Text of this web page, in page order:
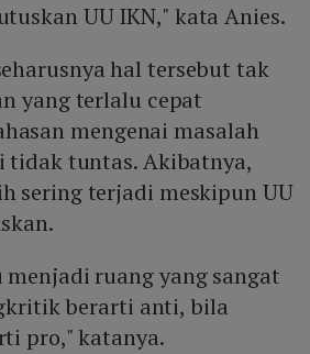
UU IKN," kata Anies.
hal tersebut tak
yang terlalu cepat
mengenai masalah
tidak tuntas. Akibatnya,
sering terjadi meskipun UU
ruang yang sangat
berarti anti, bila
pro," katanya.